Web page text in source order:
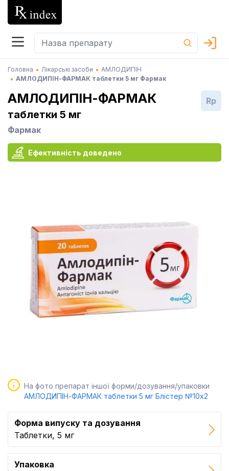
Головна Лікарські засоби
АМЛОДИПІН
АМЛОДИПІН-ФАРМАК таблетки 5 мг Фармак
АМЛОДИПІН-ФАРМАК
таблетки 5 мг
Фармак
Rp
Ефективність доведено
На фото препарат іншої форми/дозування/упаковки
АМЛОДИПІН-ФАРМАК таблетки 5 мг Блістер №10x2
Форма випуску та дозування
Таблетки, 5 мг
Упаковка